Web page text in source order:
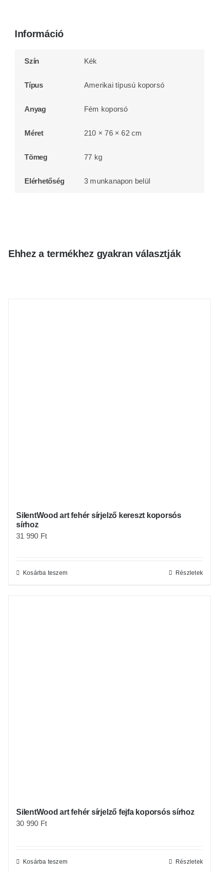
Információ
Szín Kék
Típus Amerikai típusú koporsó
Anyag Fém koporsó
Méret 210 × 76 × 62 cm
Tömeg 77 kg
Elérhetőség 3 munkanapon belül
Ehhez a termékhez gyakran választják
SilentWood art fehér sírjelző kereszt koporsós
sírhoz
31 990 Ft
Kosárba teszem Részletek
SilentWood art fehér sírjelző fejfa koporsós sírhoz
30 990 Ft
Kosárba teszem Részletek